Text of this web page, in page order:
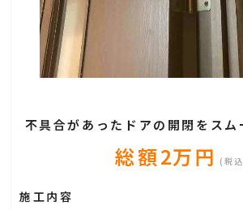
不具合があったドアの開閉をスム
総額2万円 (税
施工内容